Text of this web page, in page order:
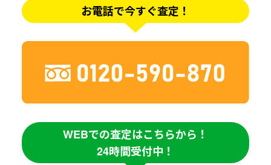
お電話で今すぐ査定！
WEBでの査定はこちらから！
24時間受付中！